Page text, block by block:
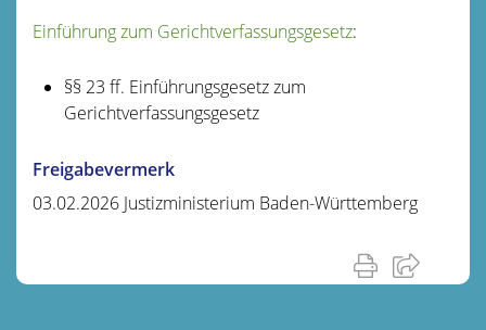
Einführung zum Gerichtverfassungsgesetz:
§§ 23 ff. Einführungsgesetz zum
Gerichtverfassungsgesetz
Freigabevermerk
03.02.2026 Justizministerium Baden-Württemberg